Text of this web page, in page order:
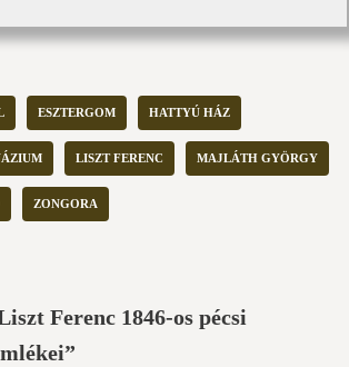
ESZTERGOM HATTYÚ HÁZ
LISZT FERENC MAJLÁTH GYÖRGY
ZONGORA
Ferenc 1846-os pécsi